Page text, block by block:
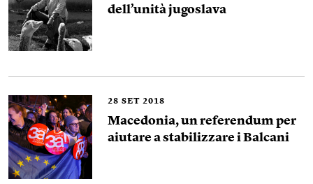
dell’unità jugoslava
28 SET 2018
Macedonia, un referendum per
aiutare a stabilizzare i Balcani